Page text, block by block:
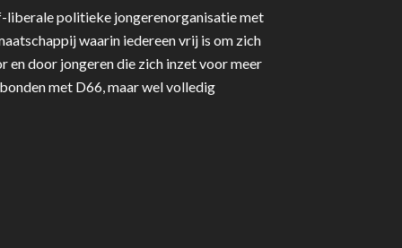
liberale politieke jongerenorganisatie met
waarin iedereen vrij is om zich
en door jongeren die zich inzet voor meer
met D66, maar wel volledig